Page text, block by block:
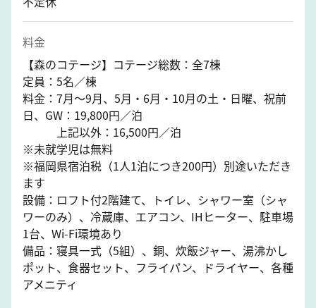
料金
【森のコテージ】コテージ総数：全7棟
定員：5名／棟
料金：7月～9月、5月・6月・10月の土・日曜、祝前
日、GW：19,800円／泊
上記以外：16,500円／泊
※未就学児は無料
※福岡県宿泊税（1人1泊につき200円）別途いただき
ます
設備：ロフト付2階建て、トイレ、シャワー室（シャ
ワーのみ）、冷蔵庫、エアコン、IHヒーター、駐車場
1台、Wi-Fi環境あり
備品：寝具一式（5組）、銅、炊飯ジャー、湯沸かし
ポット、食器セット、フライパン、ドライヤー、各種
アメニティ